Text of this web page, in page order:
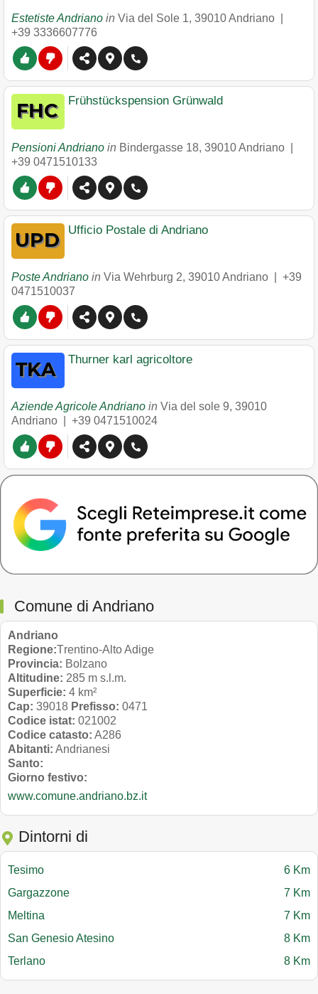
Estetiste Andriano in Via del Sole 1, 39010Andriano
+39 3336607776
Frühstückspension Grünwald
Pensioni Andriano in Bindergasse 18, 39010Andriano
+39 0471510133
Ufficio Postale di Andriano
Poste Andriano in Via Wehrburg 2, 39010Andriano
+39
0471510037
Thurner karl agricoltore
Aziende Agricole Andriano in Via del sole 9, 39010
Andriano
+39 0471510024
Comune di Andriano
Andriano
Regione:Trentino-Alto Adige
Provincia: Bolzano
Altitudine: 285 m s.l.m.
Superficie: 4 km²
Cap: 39018 Prefisso: 0471
Codice istat: 021002
Codice catasto: A286
Abitanti: Andrianesi
Santo:
Giorno festivo:
www.comune.andriano.bz.it
Dintorni di
Tesimo
6 Km
Gargazzone
7 Km
Meltina
7 Km
San Genesio Atesino
8 Km
Terlano
8 Km